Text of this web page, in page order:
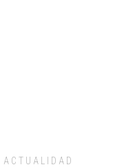
ACTUALIDAD